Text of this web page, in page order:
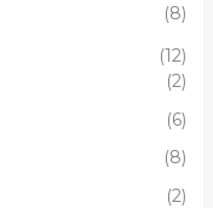
(8)
(12)
(2)
(6)
(8)
(2)